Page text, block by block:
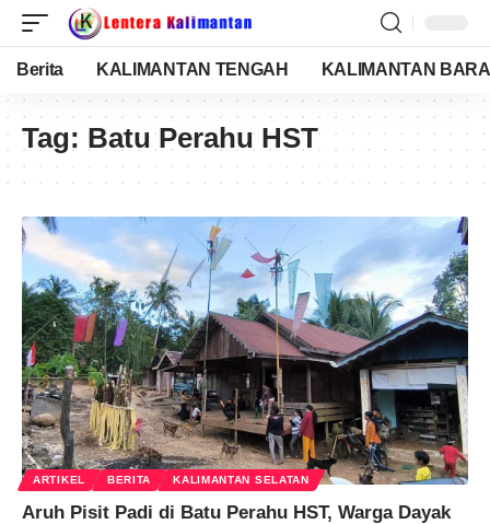
Berita KALIMANTAN TENGAH KALIMANTAN
Tag: Batu Perahu HST
ARTIKEL BERITA KALIMANTAN SELATAN
Aruh Pisit Padi di Batu Perahu HST, Warga Dayak